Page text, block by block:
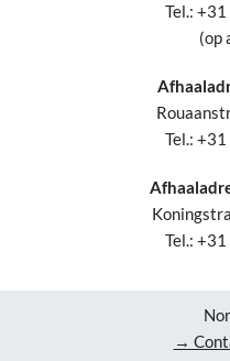
Tel.:
(op
Tel.:
Tel.:
→